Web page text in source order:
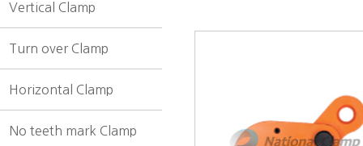
Vertical Clamp
Turn over Clamp
Horizontal Clamp
No teeth mark Clamp